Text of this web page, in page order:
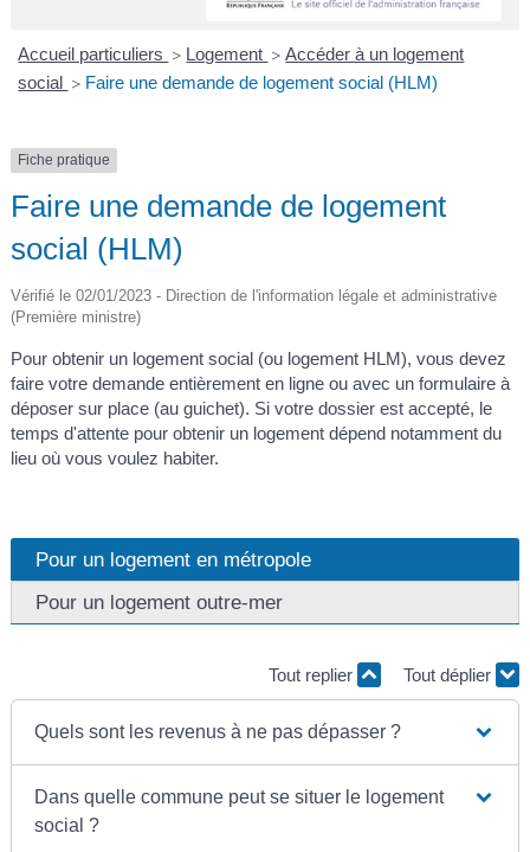
R
E
Accueil particuliers > Logement > Accéder à un logement
social
> Faire une demande de logement social (HLM)
Fiche pratique
Faire une demande de logement
social (HLM)
Vérifié le 02/01/2023 - Direction de l'information légale et administrative
(Première ministre)
Pour obtenir un logement social (ou logement HLM), vous devez
faire votre demande entièrement en ligne ou avec un formulaire à
déposer sur place (au guichet). Si votre dossier est accepté, le
temps d'attente pour obtenir un logement dépend notamment du
lieu où vous voulez habiter.
Pour un logement en métropole
Pour un logement outre-mer
Tout replier Tout déplier
Quels sont les revenus à ne pas dépasser ?
Dans quelle commune peut se situer le logement
social ?